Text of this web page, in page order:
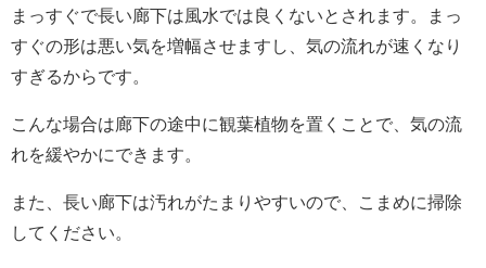
まっすぐで長い廊下は風水では良くないとされます。まっ
すぐの形は悪い気を増幅させますし、気の流れが速くなり
すぎるからです。
こんな場合は廊下の途中に観葉植物を置くことで、気の流
れを緩やかにできます。
また、長い廊下は汚れがたまりやすいので、こまめに掃除
してください。